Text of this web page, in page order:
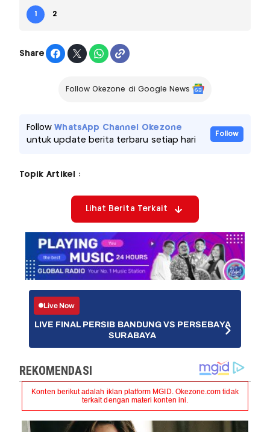
1 2
Share
Follow Okezone di Google News
FollowWhatsApp Channel Okezone
untuk update berita terbaru setiap hari
Follow
Topik Artikel :
Lihat Berita Terkait
Live Now
LIVE FINAL PERSIB BANDUNG VS PERSEBAYA
SURABAYA